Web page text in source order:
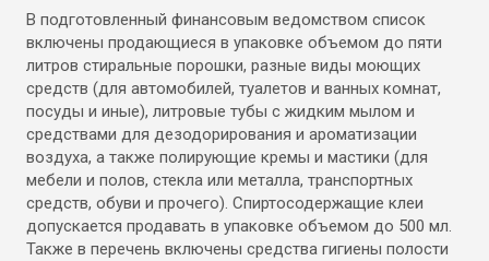
В подготовленный финансовым ведомством список
включены продающиеся в упаковке объемом до пяти
литров стиральные порошки, разные виды моющих
средств (для автомобилей, туалетов и ванных комнат,
посуды и иные), литровые тубы с жидким мылом и
средствами для дезодорирования и ароматизации
воздуха, а также полирующие кремы и мастики (для
мебели и полов, стекла или металла, транспортных
средств, обуви и прочего). Спиртосодержащие клеи
допускается продавать в упаковке объемом до 500 мл.
Также в перечень включены средства гигиены полости